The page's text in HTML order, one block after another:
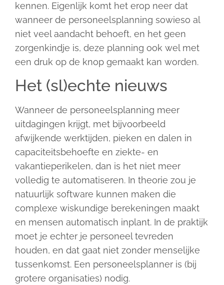
kennen. Eigenlijk komt het erop neer dat
wanneer de personeelsplanning sowieso al
niet veel aandacht behoeft, en het geen
zorgenkindje is, deze planning ook wel met
een druk op de knop gemaakt kan worden.
Het (sl)echte nieuws
Wanneer de personeelsplanning meer
uitdagingen krijgt, met bijvoorbeeld
afwijkende werktijden, pieken en dalen in
capaciteitsbehoefte en ziekte- en
vakantieperikelen, dan is het niet meer
volledig te automatiseren. In theorie zou je
natuurlijk software kunnen maken die
complexe wiskundige berekeningen maakt
en mensen automatisch inplant. In de praktijk
moet je echter je personeel tevreden
houden, en dat gaat niet zonder menselijke
tussenkomst. Een personeelsplanner is (bij
grotere organisaties) nodig.